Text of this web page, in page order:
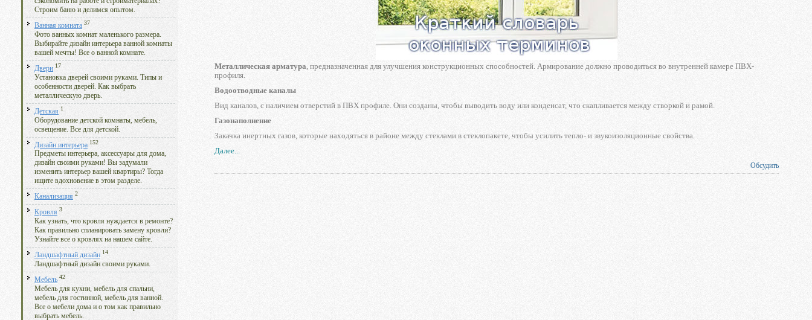
Строим баню и делимся опытом.
Ванная комната 37
Фото ванных комнат маленького размера.
Выбирайте дизайн интерьера ванной комнаты
вашей мечты! Все о ванной комнате.
Двери 17
Установка дверей своими руками. Типы и
особенности дверей. Как выбрать
металлическую дверь.
Детская 1
Оборудование детской комнаты, мебель,
освещение. Все для детской.
Дизайн интерьера 152
Предметы интерьера, аксессуары для дома,
дизайн своими руками! Вы задумали
изменить интерьер вашей квартиры? Тогда
ищите вдохновение в этом разделе.
Канализация 2
Кровля 3
Как узнать, что кровля нуждается в ремонте?
Как правильно спланировать замену кровли?
Узнайте все о кровлях на нашем сайте.
Ландшафтный дизайн 14
Ландшафтный дизайн своими руками.
Мебель 42
Мебель для кухни, мебель для спальни,
мебель для гостинной, мебель для ванной.
Все о мебели дома и о том как правильно
выбрать мебель.
Металлическая арматура, предназначенная для улучшения конструкционных способностей. Армирование должно проводиться во внутренней камере ПВХ-
профиля.
Водоотводные каналы
Вид каналов, с наличием отверстий в ПВХ профиле. Они созданы, чтобы выводить воду или конденсат, что скапливается между створкой и рамой.
Газонаполнение
Закачка инертных газов, которые находяться в районе между стеклами в стеклопакете, чтобы усилить тепло- и звукоизоляционные свойства.
Далее...
Обсудить